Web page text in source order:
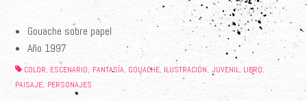
Gouache sobre papel
Año 1997
COLOR ESCENARIO FANTASÍA GOUACHE, ILUSTRACIÓN JUVENIL, LIBRO,
PAISAJE PERSONAJES